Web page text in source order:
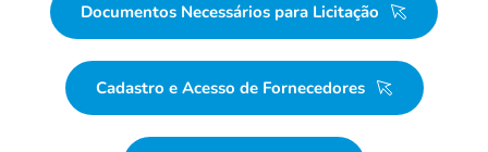
Documentos Necessários para Licitação
Cadastro e Acesso de Fornecedores